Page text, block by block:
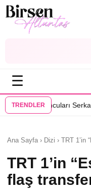
☰
TRENDLER
Dağlı ve Anıl
Ana Sayfa › Dizi › TRT 1’in
TRT 1’in
flaş